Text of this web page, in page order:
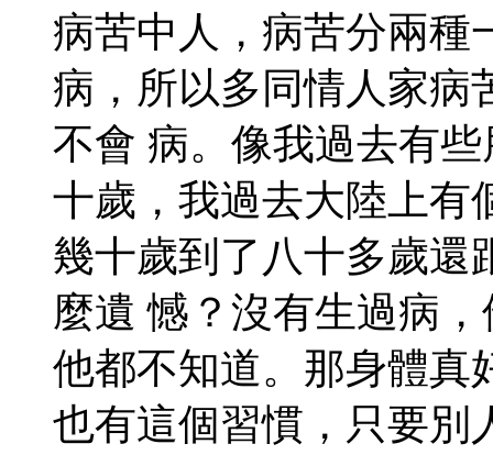
病苦中人，病苦分兩種
病，所以多同情人家病
不會 病。像我過去有
十歲，我過去大陸上有
幾十歲到了八十多歲還
麼遺 憾？沒有生過病
他都不知道。那身體真
也有這個習慣，只要別